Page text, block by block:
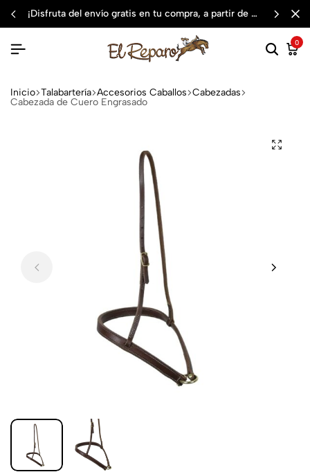
¡disfruta del envío gratis en tu compra, a partir de $3,000 mxn
0
Inicio Talabartería Accesorios Caballos Cabezadas
Cabezada de Cuero Engrasado